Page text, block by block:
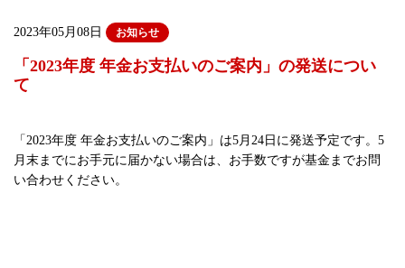
2023年05月08日 お知らせ
「2023年度 年金お支払いのご案内」の発送につい
て
「2023年度 年金お支払いのご案内」は5月24日に発送予定です。5
月末までにお手元に届かない場合は、お手数ですが基金までお問
い合わせください。